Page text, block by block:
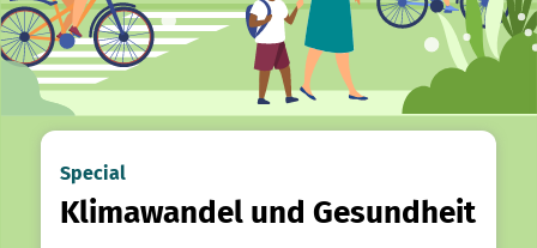
Special
Klimawandel und Gesundheit